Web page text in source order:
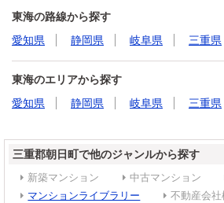
東海の路線から探す
愛知県
静岡県 岐阜県 三重県
東海のエリアから探す
愛知県
静岡県 岐阜県 三重県
三重郡朝日町で他のジャンルから探す
新築マンション 中古マンション
マンションライブラリー
不動産会社